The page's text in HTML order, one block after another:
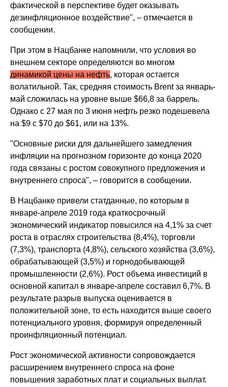
фактической в перспективе будет оказывать
дезинфляционное воздействие", – отмечается в
сообщении.
При этом в Нацбанке напомнили, что условия во
внешнем секторе определяются во многом
динамикой цены на нефть, которая остается
волатильной. Так, средняя стоимость Brent за январь-
май сложилась на уровне выше $66,8 за баррель.
Однако с 27 мая по 3 июня нефть резко подешевела
на $9 с $70 до $61, или на 13%.
"Основные риски для дальнейшего замедления
инфляции на прогнозном горизонте до конца 2020
года связаны с ростом совокупного предложения и
внутреннего спроса", – говорится в сообщении.
В Нацбанке привели статданные, по которым в
январе-апреле 2019 года краткосрочный
экономический индикатор повысился на 4,1% за счет
роста в отраслях строительства (8,4%), торговли
(7,3%), транспорта (4,8%), сельского хозяйства (3,6%),
обрабатывающей (3,5%) и горнодобывающей
промышленности (2,6%). Рост объема инвестиций в
основной капитал в январе-апреле составил 6,7%. В
результате разрыв выпуска оценивается в
положительной зоне, то есть находится выше своего
потенциального уровня, формируя определенный
проинфляционный потенциал.
Рост экономической активности сопровождается
расширением внутреннего спроса на фоне
повышения заработных плат и социальных выплат.